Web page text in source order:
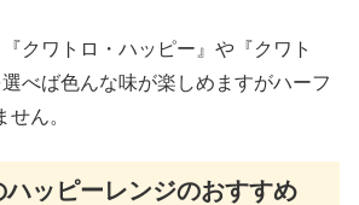
クワトロ・ハッピー』や『クワト
べば色んな味が楽しめますがハーフ
ん。
ハッピーレンジのおすすめ